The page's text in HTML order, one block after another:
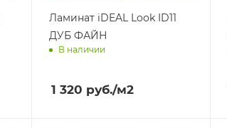
Ламинат iDEAL Look ID11
ДУБ ФАЙН
В наличии
1 320 руб./м2